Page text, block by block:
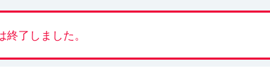
終了しました。